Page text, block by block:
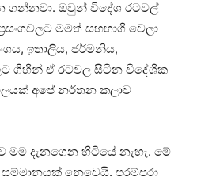
ගන්නවා. ඔවුන් විදේශ රටවල්
මමත් සහභාගි වෙලා
ඉතාලිය, ජර්මනිය,
ගිහින් ඒ රටවල සිටින විදේශික
අපේ නර්තන කලාව
දැනගෙන හිටියේ නැහැ. මේ
නෙවෙයි. පරම්පරා